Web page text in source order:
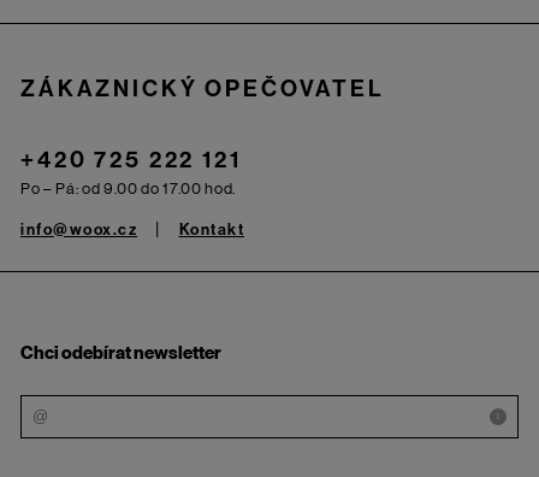
ZÁKAZNICKÝ OPEČOVATEL
+420 725 222 121
Po – Pá: od 9.00 do 17.00 hod.
info@woox.cz Kontakt
Chci odebírat newsletter
i